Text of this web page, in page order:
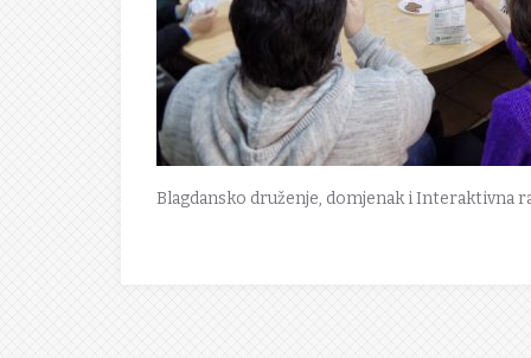
Blagdansko druženje, domjenak i Interaktivna